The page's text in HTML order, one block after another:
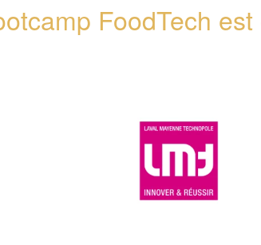
FoodTech